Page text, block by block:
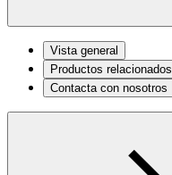
Vista general
Productos relacionados
Contacta con nosotros